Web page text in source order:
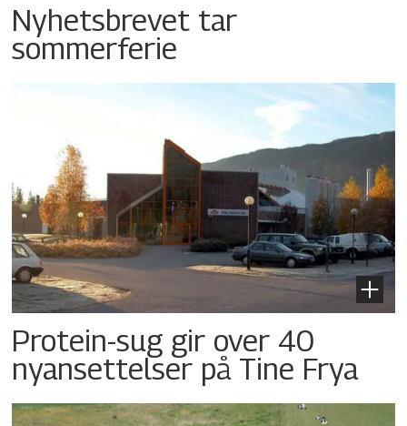
Nyhetsbrevet tar
sommerferie
Protein-sug gir over 40
nyansettelser på Tine Frya